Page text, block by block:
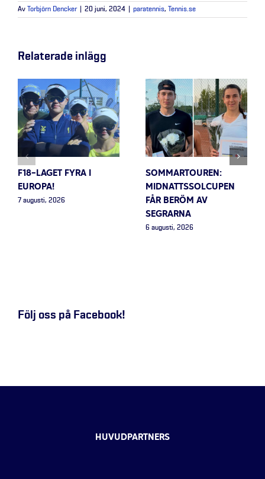
Av Torbjörn Dencker 20 juni, 2024 paratennis, Tennis.se
Relaterade inlägg
F18-LAGET FYRA I
EUROPA!
7 augusti, 2026
SOMMARTOUREN:
MIDNATTSSOLCUPEN
FÅR BERÖM AV
SEGRARNA
6 augusti, 2026
Följ oss på Facebook!
HUVUDPARTNERS